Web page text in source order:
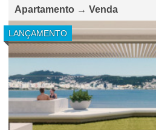
Apartamento → Venda
LANÇAMENTO